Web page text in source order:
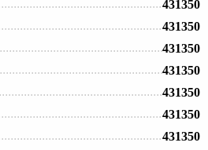
431350
431350
431350
431350
431350
431350
431350